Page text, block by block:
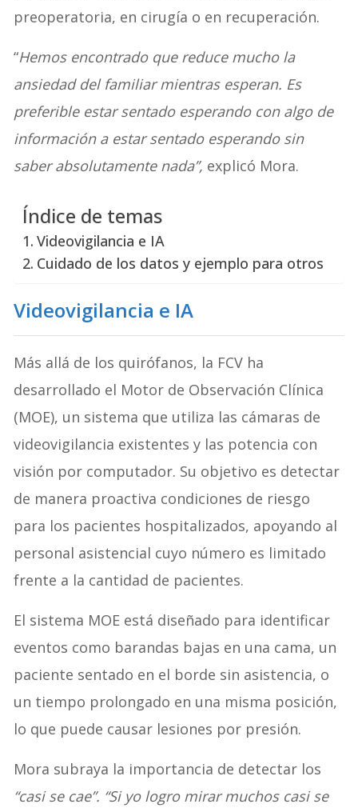
preoperatoria, en cirugía o en recuperación.
“Hemos encontrado que reduce mucho la
ansiedad del familiar mientras esperan. Es
preferible estar sentado esperando con algo de
información a estar sentado esperando sin
saber absolutamente nada”, explicó Mora.
Índice de temas
Videovigilancia e IA
Cuidado de los datos y ejemplo para otros
Videovigilancia e IA
Más allá de los quirófanos, la FCV ha
desarrollado el Motor de Observación Clínica
(MOE), un sistema que utiliza las cámaras de
videovigilancia existentes y las potencia con
visión por computador. Su objetivo es detectar
de manera proactiva condiciones de riesgo
para los pacientes hospitalizados, apoyando al
personal asistencial cuyo número es limitado
frente a la cantidad de pacientes.
El sistema MOE está diseñado para identificar
eventos como barandas bajas en una cama, un
paciente sentado en el borde sin asistencia, o
un tiempo prolongado en una misma posición,
lo que puede causar lesiones por presión.
Mora subraya la importancia de detectar los
“casi se cae”. “Si yo logro mirar muchos casi se